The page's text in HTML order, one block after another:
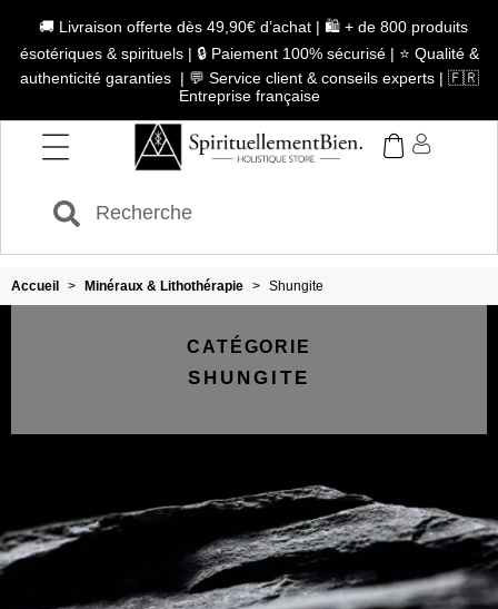
🚚 Livraison offerte dès 49,90€ d’achat | 🛍️ + de 800 produits
ésotériques & spirituels | 🔒 Paiement 100% sécurisé | ⭐ Qualité &
authenticité garanties | 💬 Service client & conseils experts | 🇫🇷
Entreprise française
Accueil > Minéraux & Lithothérapie > Shungite
CATÉGORIE
SHUNGITE